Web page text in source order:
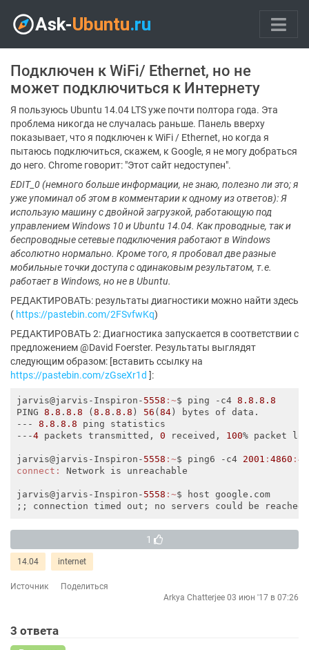
Подключен к WiFi/ Ethernet, но не
может подключиться к Интернету
Я пользуюсь Ubuntu 14.04 LTS уже почти полтора года. Эта
проблема никогда не случалась раньше. Панель вверху
показывает, что я подключен к WiFi / Ethernet, но когда я
пытаюсь подключиться, скажем, к Google, я не могу добраться
до него. Chrome говорит: "Этот сайт недоступен".
EDIT_0 (немного больше информации, не знаю, полезно ли это; я
уже упоминал об этом в комментарии к одному из ответов): Я
использую машину с двойной загрузкой, работающую под
управлением Windows 10 и Ubuntu 14.04. Как проводные, так и
беспроводные сетевые подключения работают в Windows
абсолютно нормально. Кроме того, я пробовал две разные
мобильные точки доступа с одинаковым результатом, т.е.
работает в Windows, но не в Ubuntu.
РЕДАКТИРОВАТЬ: результаты диагностики можно найти здесь
( https://pastebin.com/2FSvfwKq)
РЕДАКТИРОВАТЬ 2: Диагностика запускается в соответствии с
предложением @David Foerster. Результаты выглядят
следующим образом: [вставить ссылку на
https://pastebin.com/zGseXr1d ]:
jarvis@jarvis-Inspiron- 5558 :~$ ping -c4 8.8 .8.8
PING 8.8 .8.8 (8.8 .8.8 ) 56 (84 ) bytes of data.
--- 8.8 .8.8 ping statistics
---4 packets transmitted, 0 received, 100% packet
jarvis@jarvis-Inspiron- 5558 :~$ ping6 -c4 2001 :4860 :
connect:
Network is unreachable
jarvis@jarvis-Inspiron- 5558 :~$ host google.com
1
14.04 internet
Источник
Поделиться
Arkya Chatterjee 03 июн '17 в 07:26
3 ответа